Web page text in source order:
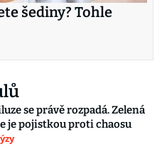
šediny? Tohle
se právě rozpadá. Zelená
je pojistkou proti chaosu